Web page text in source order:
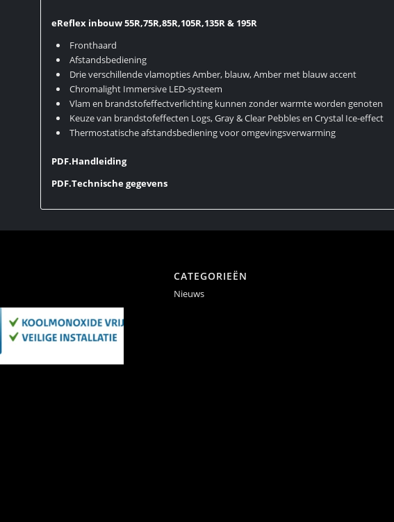
eReflex inbouw 55R,75R,85R,105R,135R & 195R
Fronthaard
Afstandsbediening
Drie verschillende vlamopties Amber, blauw, Amber met blauw accent
Chromalight Immersive LED-systeem
Vlam en brandstofeffectverlichting kunnen zonder warmte worden genoten
Keuze van brandstofeffecten Logs, Gray & Clear Pebbles en Crystal Ice-effect
Thermostatische afstandsbediening voor omgevingsverwarming
PDF.Handleiding
PDF.Technische gegevens
CATEGORIEËN
Nieuws